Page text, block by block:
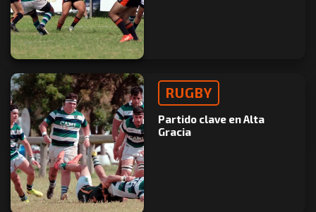
RUGBY
Partido clave en Alta
Gracia